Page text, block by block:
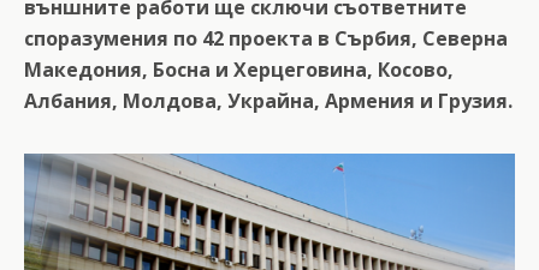
външните работи ще сключи съответните
споразумения по 42 проекта в Сърбия, Северна
Македония, Босна и Херцеговина, Косово,
Албания, Молдова, Украйна, Армения и Грузия.